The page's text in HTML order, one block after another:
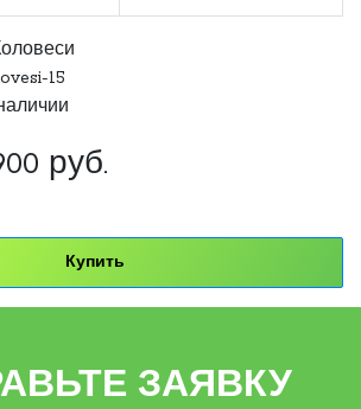
15
руб.
Купить
ЗАЯВКУ